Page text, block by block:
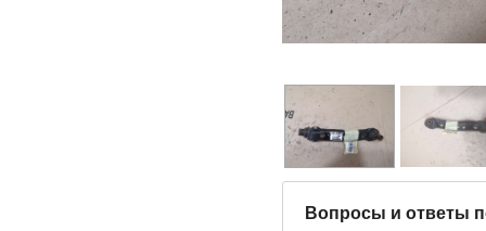
Вопросы и ответы